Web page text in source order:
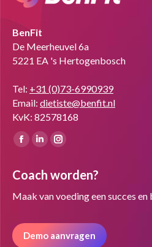
BenFit
De Meerheuvel 6a
5221 EA 's Hertogenbosch
Tel: +31 (0)73-6990939
Email: dietiste@benfit.nl
KvK: 82578168
Vind ons op:
Facebook
opens
in
window
Linkedin
opens
in
window
Instagram
opens
in
window
Coach worden?
Maak van voeding een succes
Demo aanvragen